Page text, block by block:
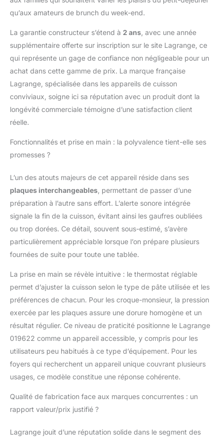
utiliser: Le voyant vert
indiquent la fin du
préchauffage et vous
avertissent lorsque
votre gaufre est prête.
Multifonction: plaques
interchangeables
(appareil livré ave un
jeu de plauqes Gaufres,
Gaufrettes &
Taupe Créé et construit
d'expert: Possibilité de
personnaliser la finition
de la gaufre grâce à un
réglage électronique de
la finition : choix de sa
couleur et de sa
consistance (moelleuse
ou croustillante). Un
résultat impeccable:
d'aluminium
permettent d'avoir une
bonne répartition de la
chaleur et une gaufre
bien dessinée. Un
revêtement antiadhésif
double couche
empêche la pâte de
coller. Les gaufres se
démoulent ainsi plus
facilement. Un appareil
pratique et facile à
préchauffage et vous
qu’aux amateurs de brunch du week-end.
La garantie constructeur s’étend à 2 ans , avec une année
supplémentaire offerte sur inscription sur le site Lagrange, ce
qui représente un gage de confiance non négligeable pour un
achat dans cette gamme de prix. La marque française
Lagrange, spécialisée dans les appareils de cuisson
conviviaux, soigne ici sa réputation avec un produit dont la
longévité commerciale témoigne d’une satisfaction client
réelle.
Fonctionnalités et prise en main : la polyvalence tient-elle ses
promesses ?
L’un des atouts majeurs de cet appareil réside dans ses
plaques interchangeables , permettant de passer d’une
préparation à l’autre sans effort. L’alerte sonore intégrée
signale la fin de la cuisson, évitant ainsi les gaufres oubliées
ou trop dorées. Ce détail, souvent sous-estimé, s’avère
particulièrement appréciable lorsque l’on prépare plusieurs
fournées de suite pour toute une tablée.
La prise en main se révèle intuitive : le thermostat réglable
permet d’ajuster la cuisson selon le type de pâte utilisée et les
préférences de chacun. Pour les croque-monsieur, la pression
exercée par les plaques assure une dorure homogène et un
résultat régulier. Ce niveau de praticité positionne le Lagrange
019622 comme un appareil accessible, y compris pour les
utilisateurs peu habitués à ce type d’équipement. Pour les
foyers qui recherchent un appareil unique couvrant plusieurs
usages, ce modèle constitue une réponse cohérente.
Qualité de fabrication face aux marques concurrentes : un
rapport valeur/prix justifié ?
Lagrange jouit d’une réputation solide dans le segment des